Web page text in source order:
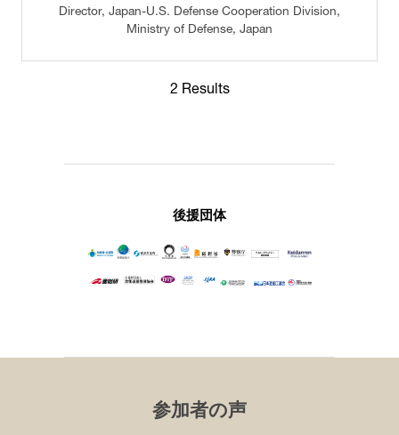
Director, Japan-U.S. Defense Cooperation Division,
Ministry of Defense, Japan
2 Results
後援団体
参加者の声